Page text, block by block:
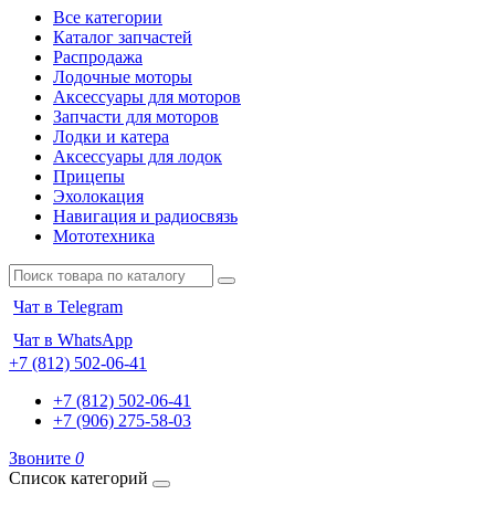
Все категории
Каталог запчастей
Распродажа
Лодочные моторы
Аксессуары для моторов
Запчасти для моторов
Лодки и катера
Аксессуары для лодок
Прицепы
Эхолокация
Навигация и радиосвязь
Мототехника
Чат в Telegram
Чат в WhatsApp
+7 (812) 502-06-41
+7 (812) 502-06-41
+7 (906) 275-58-03
Звоните 0
Список категорий